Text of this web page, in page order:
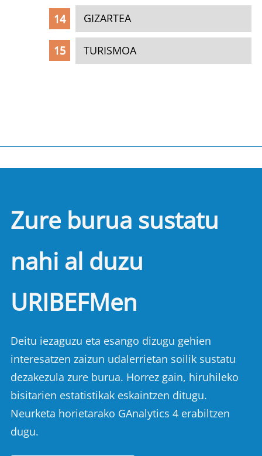
GIZARTEA
TURISMOA
Zure burua sustatu
nahi al duzu
URIBEFMen
Deitu iezaguzu eta esango dizugu gehien
interesatzen zaizun udalerrietan soilik sustatu
dezakezula zure burua. Horrez gain, hiruhileko
bisitarien estatistikak eskaintzen ditugu.
Neurketa horietarako GAnalytics 4 erabiltzen
dugu.